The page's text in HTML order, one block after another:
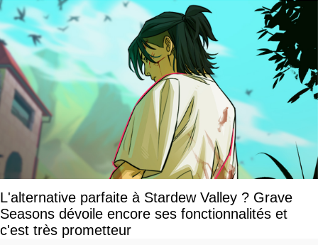
L'alternative parfaite à Stardew Valley ? Grave
Seasons dévoile encore ses fonctionnalités et
c'est très prometteur